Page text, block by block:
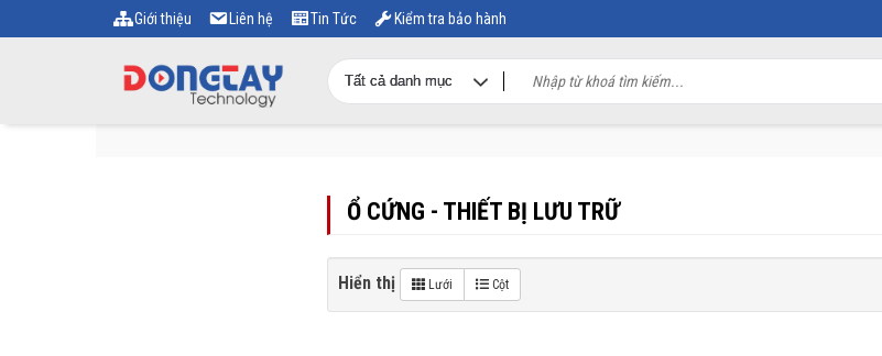
Giới thiệu Liên hệ Tin Tức Kiểm tra bảo hành
Ổ CỨNG - THIẾT BỊ LƯU TRỮ
Hiển thị Lưới Cột